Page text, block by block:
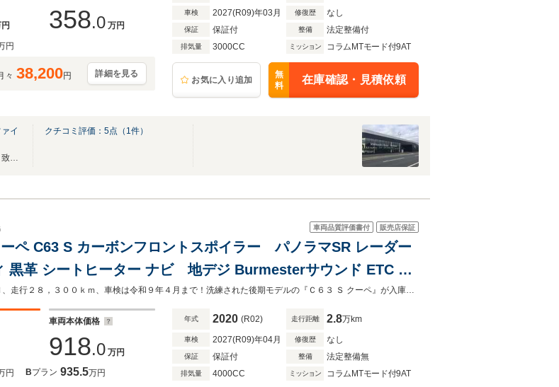
358.0 万円
円
々 38,200円 詳細を見る
車検 2027(R09)年03月 修復歴 なし
保証 保証付 整備 法定整備付
排気量 3000CC ミッション コラムMTモード付9AT
お気に入り追加
無
料
在庫確認・見積依頼
イ
お車の販売からアフターメンテナンスまでサポート致します。
クチコミ評価： 5点（ 1件）
車両品質評価書付 販売店保証
ペ C63 S カーボンフロントスポイラー パノラマSR レーダー
黒革 シートヒーター ナビ 地デジ Burmesterサウンド ETC バ
コーナーセンサー ドラレコ 19/20AW
２０モデル、右Ｈ、走行２８，３００ｋｍ、車検は令和９年４月まで！洗練された後期モデルの『Ｃ６３ Ｓ クーペ』が入庫！内外装綺麗なお車です。是非一度ご来店くださいませ。
車両本体価格
918.0 万円
円 Bプラン 935.5万円
年式 2020 (R02) 走行距離 2.8万km
車検 2027(R09)年04月 修復歴 なし
保証 保証付 整備 法定整備無
排気量 4000CC ミッション コラムMTモード付9AT